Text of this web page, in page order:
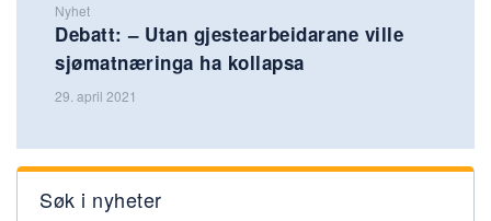
Nyhet
Debatt: – Utan gjestearbeidarane ville
sjømatnæringa ha kollapsa
29. april 2021
Søk i nyheter